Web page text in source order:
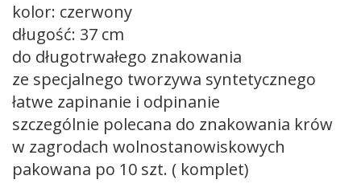
kolor: czerwony
długość: 37 cm
do długotrwałego znakowania
ze specjalnego tworzywa syntetycznego
łatwe zapinanie i odpinanie
szczególnie polecana do znakowania krów
w zagrodach wolnostanowiskowych
pakowana po 10 szt. ( komplet)